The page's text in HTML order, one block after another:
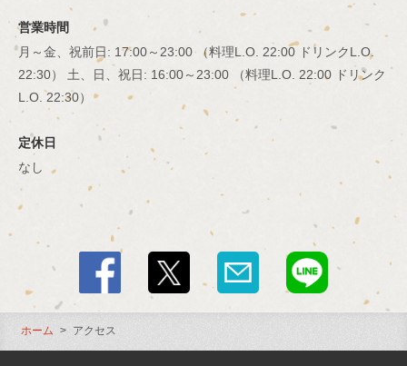
営業時間
月～金、祝前日: 17:00～23:00 （料理L.O. 22:00 ドリンクL.O.
22:30） 土、日、祝日: 16:00～23:00 （料理L.O. 22:00 ドリンク
L.O. 22:30）
定休日
なし
ホーム アクセス